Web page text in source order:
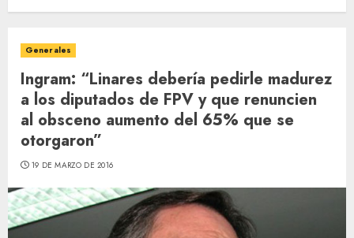
Generales
Ingram: “Linares debería pedirle madurez
a los diputados de FPV y que renuncien
al obsceno aumento del 65% que se
otorgaron”
19 DE MARZO DE 2016